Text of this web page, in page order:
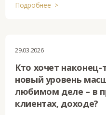
Подробнее >
29.03.2026
Кто хочет наконец-
новый уровень
любимом деле – в
клиентах, доходе?